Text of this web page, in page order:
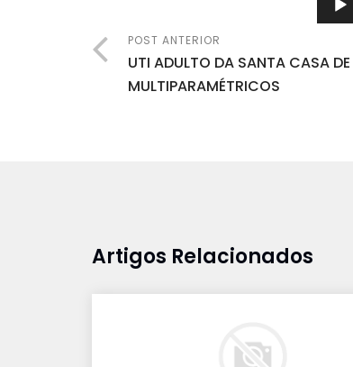
POST ANTERIOR
UTI ADULTO DA SANTA CASA
MULTIPARAMÉTRICOS
Artigos Relacionados